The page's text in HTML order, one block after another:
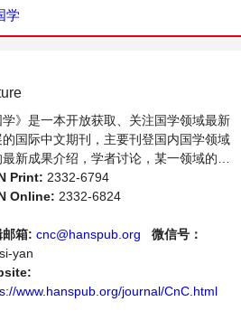
学
学》是一本开放获取、关注国学领域最新
的国际中文期刊，主要刊登国内国学领域
最新成果介绍，学者讨论，某一领域的研
展和专业评论等多方面的内容，旨在给世
围内的科学家、学者、科研人员提供一个
的交流平台。
Print: 2332-6794
Online: 2332-6824
邮箱: cnc@hanspub.org
微信号：
yan
www.hanspub.org/journal/CnC.html